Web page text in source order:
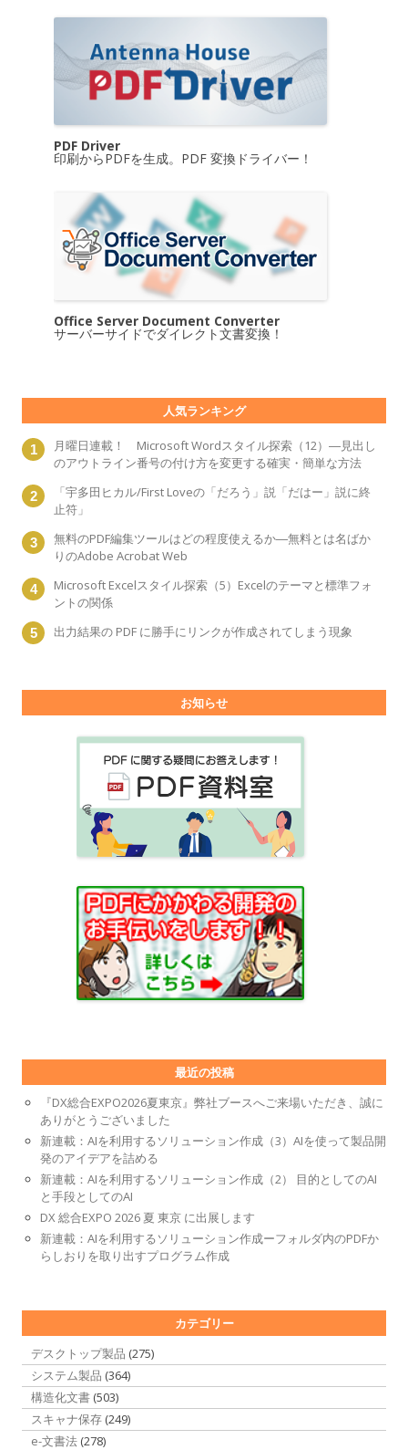
PDF Driver
印刷からPDFを生成。PDF 変換ドライバー！
Office Server Document Converter
サーバーサイドでダイレクト文書変換！
人気ランキング
月曜日連載！ Microsoft Wordスタイル探索（12）―見出し
のアウトライン番号の付け方を変更する確実・簡単な方法
「宇多田ヒカル/First Loveの「だろう」説「だはー」説に終
止符」
無料のPDF編集ツールはどの程度使えるか―無料とは名ばか
りのAdobe Acrobat Web
Microsoft Excelスタイル探索（5）Excelのテーマと標準フォ
ントの関係
出力結果の PDF に勝手にリンクが作成されてしまう現象
お知らせ
最近の投稿
『DX総合EXPO2026夏東京』弊社ブースへご来場いただき、誠に
ありがとうございました
新連載：AIを利用するソリューション作成（3）AIを使って製品開
発のアイデアを詰める
新連載：AIを利用するソリューション作成（2） 目的としてのAI
と手段としてのAI
DX 総合EXPO 2026 夏 東京 に出展します
新連載：AIを利用するソリューション作成ーフォルダ内のPDFか
らしおりを取り出すプログラム作成
カテゴリー
デスクトップ製品 (275)
システム製品 (364)
構造化文書 (503)
スキャナ保存 (249)
e-文書法 (278)